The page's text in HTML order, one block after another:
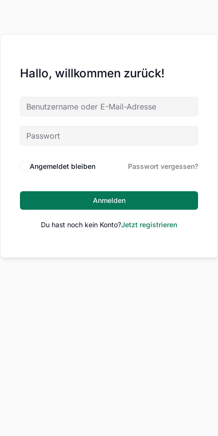
Hallo, willkommen zurück!
Angemeldet bleiben Passwort vergessen?
Anmelden
Du hast noch kein Konto?Jetzt registrieren